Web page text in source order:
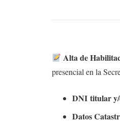
Alta de
presencial en la
DNI titular y/
Datos